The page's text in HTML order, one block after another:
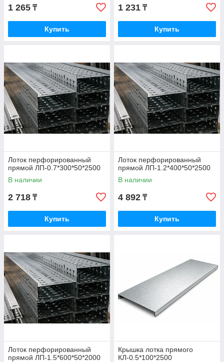
1 265 ₸
Купить
1 231 ₸
Купить
Лоток перфорированный
прямой ЛП-0.7*300*50*2500
В наличии
2 718 ₸
Купить
Лоток перфорированный
прямой ЛП-1.2*400*50*2500
В наличии
4 892 ₸
Купить
Лоток перфорированный
прямой ЛП-1.5*600*50*2000
Крышка лотка прямого
КЛ-0.5*100*2500